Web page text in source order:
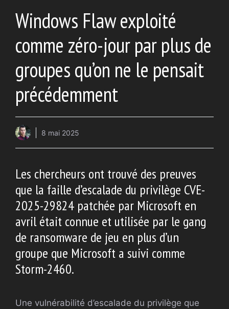
Windows Flaw exploité
comme zéro-jour par plus de
groupes qu’on ne le pensait
précédemment
8 mai 2025
Les chercheurs ont trouvé des preuves
que la faille d’escalade du privilège CVE-
2025-29824 patchée par Microsoft en
avril était connue et utilisée par le gang
de ransomware de jeu en plus d’un
groupe que Microsoft a suivi comme
Storm-2460.
Une vulnérabilité d’escalade du privilège que